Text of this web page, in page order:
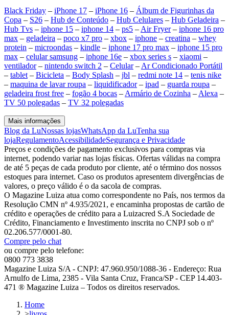
Black Friday – iPhone 17 – iPhone 16 – Álbum de Figurinhas da
Copa – S26 – Hub de Conteúdo – Hub Celulares – Hub Geladeira –
Hub Tvs – iphone 15 – iphone 14 – ps5 – Air Fryer– iphone 16 pro
max – geladeira – poco x7 pro – xbox – iphone – creatina – whey
protein – microondas – kindle – iphone 17 pro max – iphone 15 pro
max – celular samsung – iphone 16e – xbox series s – xiaomi –
ventilador– nintendo switch 2 – Celular– Ar Condicionado Portátil
– tablet – Bicicleta – Body Splash – jbl – redmi note 14 – tenis nike
– maquina de lavar roupa – liquidificador– ipad – guarda roupa –
geladeira frost free – fogão 4 bocas – Armário de Cozinha – Alexa –
TV 50 polegadas – TV 32 polegadas
Mais informações
Blog da LuNossas lojasWhatsApp da LuTenha sua
lojaRegulamentoAcessibilidadeSegurança e Privacidade
Preços e condições de pagamento exclusivos para compras via
internet, podendo variar nas lojas físicas. Ofertas válidas na compra
de até 5 peças de cada produto por cliente, até o término dos nossos
estoques para internet. Caso os produtos apresentem divergências de
valores, o preço válido é o da sacola de compras.
O Magazine Luiza atua como correspondente no País, nos termos da
Resolução CMN nº 4.935/2021, e encaminha propostas de cartão de
crédito e operações de crédito para a Luizacred S.A Sociedade de
Crédito, Financiamento e Investimento inscrita no CNPJ sob o nº
02.206.577/0001-80.
Compre pelo chat
ou compre pelo telefone:
0800 773 3838
Magazine Luiza S/A - CNPJ: 47.960.950/1088-36 - Endereço: Rua
Arnulfo de Lima, 2385 - Vila Santa Cruz, Franca/SP - CEP 14.403-
471 ® Magazine Luiza – Todos os direitos reservados.
Home